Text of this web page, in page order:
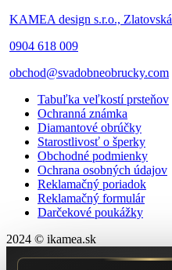
KAMEA design s.r.o.,
0904 618 009
obchod@svadobneobrucky.com
Tabuľka veľkostí prsteňov
Ochranná známka
Diamantové obrúčky
Starostlivosť o šperky
Obchodné podmienky
Ochrana osobných údajov
Reklamačný poriadok
Reklamačný formulár
Darčekové poukážky
2024 © ikamea.sk